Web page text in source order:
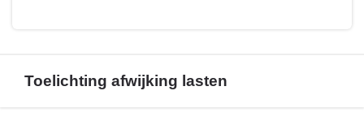
Toelichting afwijking lasten